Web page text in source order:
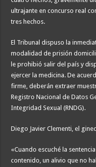
ultrajante en concurso real
tres hechos.
El Tribunal dispuso la
modalidad de prisión
le prohibió salir del país y
ejercer la medicina. De
firme, deberán extraer
Registro Nacional de Datos
Integridad Sexual (RNDG).
Diego Javier Clementi, el
«Cuando escuché la
contenido, un alivio que no